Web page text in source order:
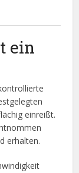
ein
einreißt.
erhalten.